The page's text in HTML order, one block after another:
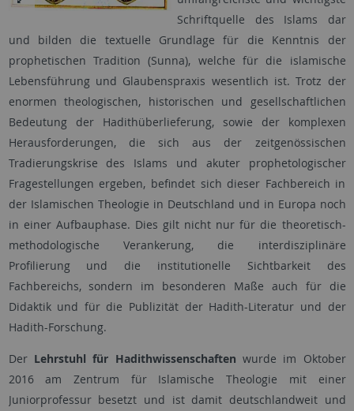
Schriftquelle des Islams dar
und bilden die textuelle Grundlage für die Kenntnis der
prophetischen Tradition (Sunna), welche für die islamische
Lebensführung und Glaubenspraxis wesentlich ist. Trotz der
enormen theologischen, historischen und gesellschaftlichen
Bedeutung der Hadithüberlieferung, sowie der komplexen
Herausforderungen, die sich aus der zeitgenössischen
Tradierungskrise des Islams und akuter prophetologischer
Fragestellungen ergeben, befindet sich dieser Fachbereich in
der Islamischen Theologie in Deutschland und in Europa noch
in einer Aufbauphase. Dies gilt nicht nur für die theoretisch-
methodologische Verankerung, die interdisziplinäre
Profilierung und die institutionelle Sichtbarkeit des
Fachbereichs, sondern im besonderen Maße auch für die
Didaktik und für die Publizität der Hadith-Literatur und der
Hadith-Forschung.
Der Lehrstuhl für Hadithwissenschaften wurde im Oktober
2016 am Zentrum für Islamische Theologie mit einer
Juniorprofessur besetzt und ist damit deutschlandweit und